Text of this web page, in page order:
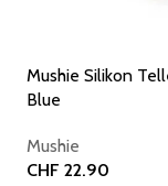
Mushie Silikon
Blue
Mushie
CHF 22.90